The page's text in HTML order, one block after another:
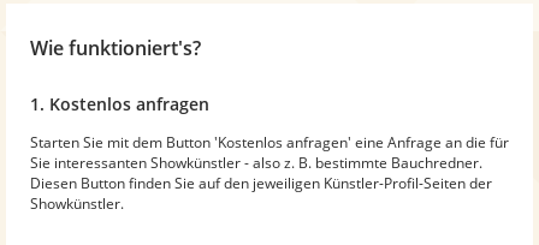
Wie funktioniert's?
1. Kostenlos anfragen
Starten Sie mit dem Button 'Kostenlos anfragen' eine Anfrage an die für
Sie interessanten Showkünstler - also z. B. bestimmte Bauchredner.
Diesen Button finden Sie auf den jeweiligen Künstler-Profil-Seiten der
Showkünstler.